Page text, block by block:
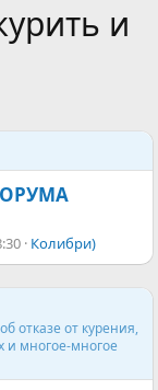
и
Колибри)
отказе от курения,
и многое-многое